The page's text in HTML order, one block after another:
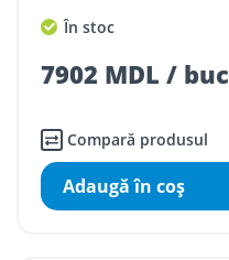
În stoc
7902 MDL / buc
Compară produsul
Adaugă în coş